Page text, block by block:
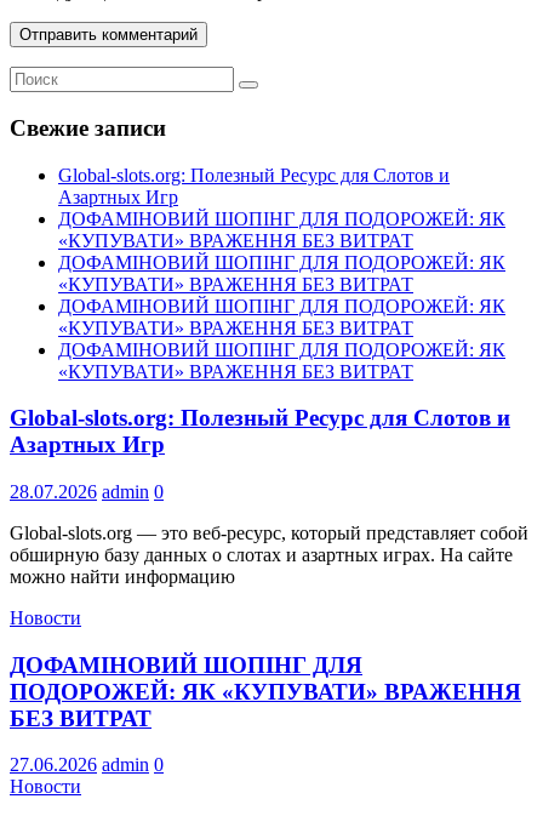
Свежие записи
Global-slots.org: Полезный Ресурс для Слотов и
Азартных Игр
ДОФАМІНОВИЙ ШОПІНГ ДЛЯ ПОДОРОЖЕЙ: ЯК
«КУПУВАТИ» ВРАЖЕННЯ БЕЗ ВИТРАТ
ДОФАМІНОВИЙ ШОПІНГ ДЛЯ ПОДОРОЖЕЙ: ЯК
«КУПУВАТИ» ВРАЖЕННЯ БЕЗ ВИТРАТ
ДОФАМІНОВИЙ ШОПІНГ ДЛЯ ПОДОРОЖЕЙ: ЯК
«КУПУВАТИ» ВРАЖЕННЯ БЕЗ ВИТРАТ
ДОФАМІНОВИЙ ШОПІНГ ДЛЯ ПОДОРОЖЕЙ: ЯК
«КУПУВАТИ» ВРАЖЕННЯ БЕЗ ВИТРАТ
Global-slots.org: Полезный Ресурс для Слотов и
Азартных Игр
28.07.2026 admin 0
Global-slots.org — это веб-ресурс, который представляет собой
обширную базу данных о слотах и азартных играх. На сайте
можно найти информацию
Новости
ДОФАМІНОВИЙ ШОПІНГ ДЛЯ
ПОДОРОЖЕЙ: ЯК «КУПУВАТИ» ВРАЖЕННЯ
БЕЗ ВИТРАТ
27.06.2026 admin 0
Новости